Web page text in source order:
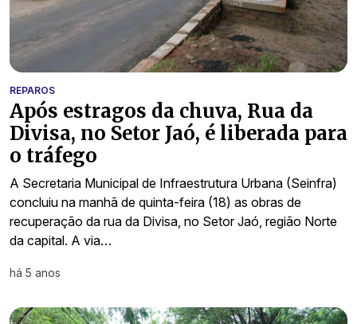
REPAROS
Após estragos da chuva, Rua da
Divisa, no Setor Jaó, é liberada para
o tráfego
A Secretaria Municipal de Infraestrutura Urbana (Seinfra)
concluiu na manhã de quinta-feira (18) as obras de
recuperação da rua da Divisa, no Setor Jaó, região Norte
da capital. A via…
há 5 anos